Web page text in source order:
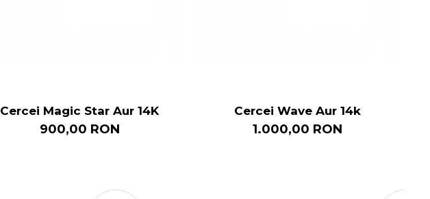
Cercei Magic Star Aur 14K
900,00 RON
Cercei Wave Aur 14k
1.000,00 RON